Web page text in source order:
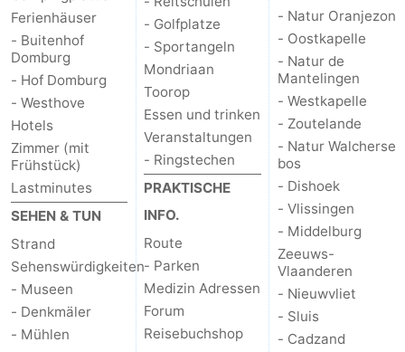
Het
Zwin
Kontakt
Ferienhäuser
- Buitenhof
Domburg
- Hof Domburg
- Westhove
Hotels
Zimmer (mit
Frühstück)
Lastminutes
SEHEN & TUN
Strand
Sehenswürdigkeiten
- Museen
- Denkmäler
- Mühlen
- Golfplatze
- Sportangeln
Mondriaan
Toorop
Essen und trinken
Veranstaltungen
- Ringstechen
PRAKTISCHE
INFO.
Route
- Parken
Medizin Adressen
Forum
Reisebuchshop
- Natur Oranjezon
- Oostkapelle
- Natur de
Mantelingen
- Westkapelle
- Zoutelande
- Natur Walcherse
bos
- Dishoek
- Vlissingen
- Middelburg
Zeeuws-
Vlaanderen
- Nieuwvliet
- Sluis
- Cadzand